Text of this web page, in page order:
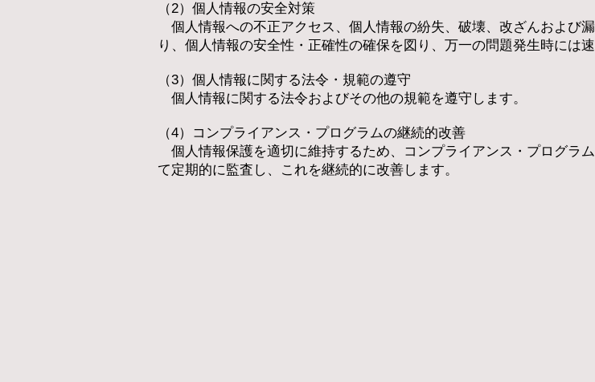
（2）個人情報の安全対策
個人情報への不正アクセス、個人情報の紛失、破壊、改ざんおよび
り、個人情報の安全性・正確性の確保を図り、万一の問題発生時には
（3）個人情報に関する法令・規範の遵守
個人情報に関する法令およびその他の規範を遵守します。
（4）コンプライアンス・プログラムの継続的改善
個人情報保護を適切に維持するため、コンプライアンス・プログラ
て定期的に監査し、これを継続的に改善します。